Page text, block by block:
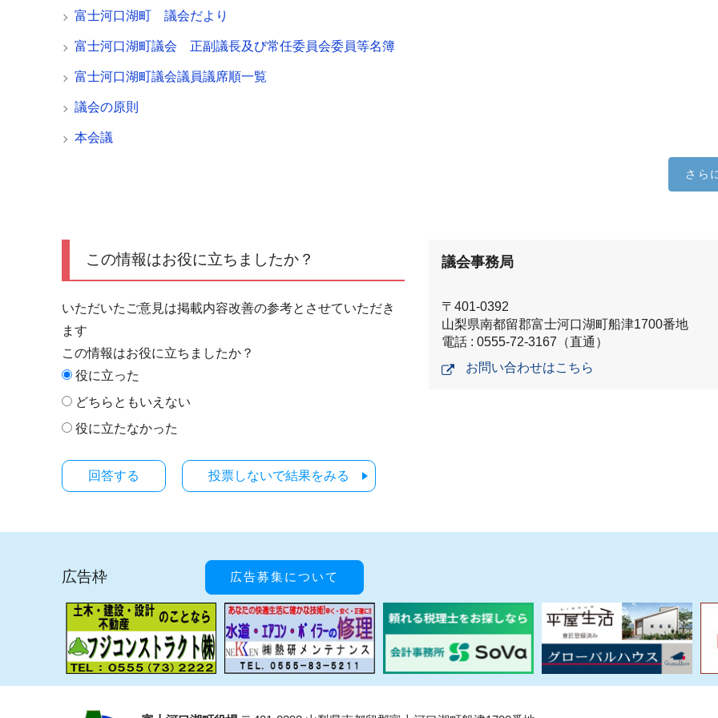
富士河口湖町 議会だより
富士河口湖町議会 正副議長及び常任委員会委員等名簿
富士河口湖町議会議員議席順一覧
議会の原則
本会議
さら
この情報はお役に立ちましたか？
いただいたご意見は掲載内容改善の参考とさせていただき
ます
この情報はお役に立ちましたか？
役に立った
どちらともいえない
役に立たなかった
投票しないで結果をみる
議会事務局
〒401-0392
山梨県南都留郡富士河口湖町船津1700番地
電話 : 0555-72-3167（直通）
お問い合わせはこちら
広告枠 広告募集について